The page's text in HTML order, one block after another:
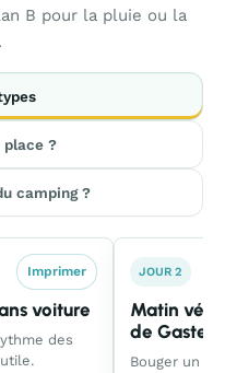
B pour la pluie ou la
?
camping ?
Imprimer
voiture
des
JOUR 2
Matin
de Gastes
Bouger un